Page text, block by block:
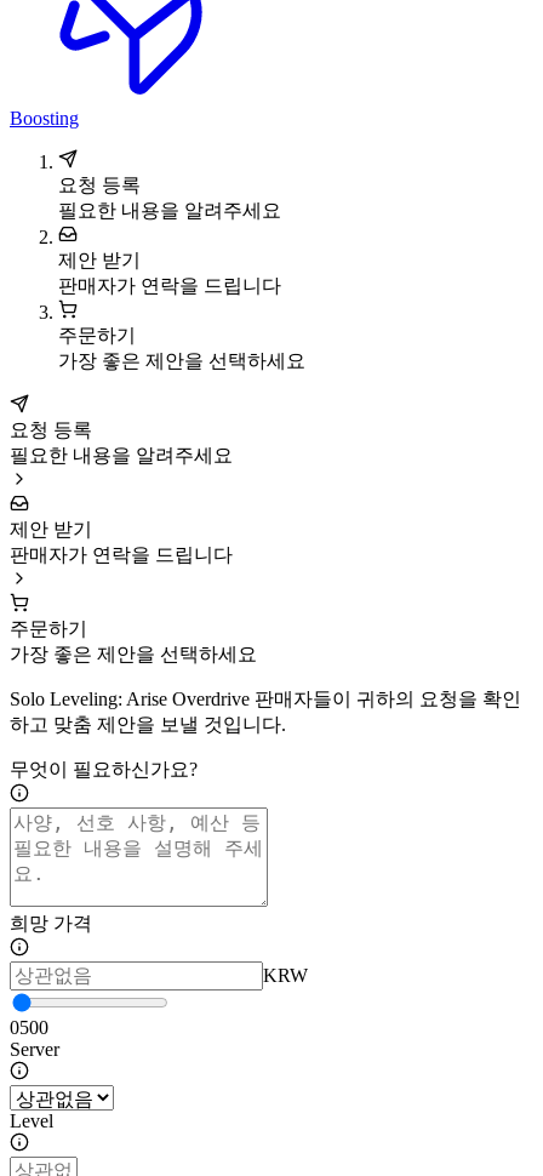
Boosting
요청 등록
필요한 내용을 알려주세요
제안 받기
판매자가 연락을 드립니다
주문하기
가장 좋은 제안을 선택하세요
요청 등록
필요한 내용을 알려주세요
제안 받기
판매자가 연락을 드립니다
주문하기
가장 좋은 제안을 선택하세요
Solo Leveling: Arise Overdrive 판매자들이 귀하의 요청을 확인
하고 맞춤 제안을 보낼 것입니다.
무엇이 필요하신가요?
희망 가격
KRW
0500
Server
Level